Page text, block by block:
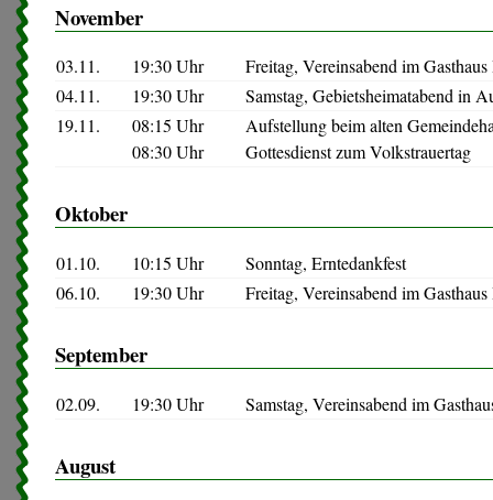
November
03.11. 19:30 Uhr
Freitag, Vereinsabend im
04.11.
19:30 Uhr
Samstag, Gebietsheimatabend in
19.11.
08:15 Uhr
08:30 Uhr
Aufstellung beim alten
Gottesdienst zum Volkstrauertag
Oktober
01.10. 10:15 Uhr
Sonntag, Erntedankfest
06.10.
19:30 Uhr Freitag, Vereinsabend im
September
02.09. 19:30 Uhr Samstag, Vereinsabend im
August